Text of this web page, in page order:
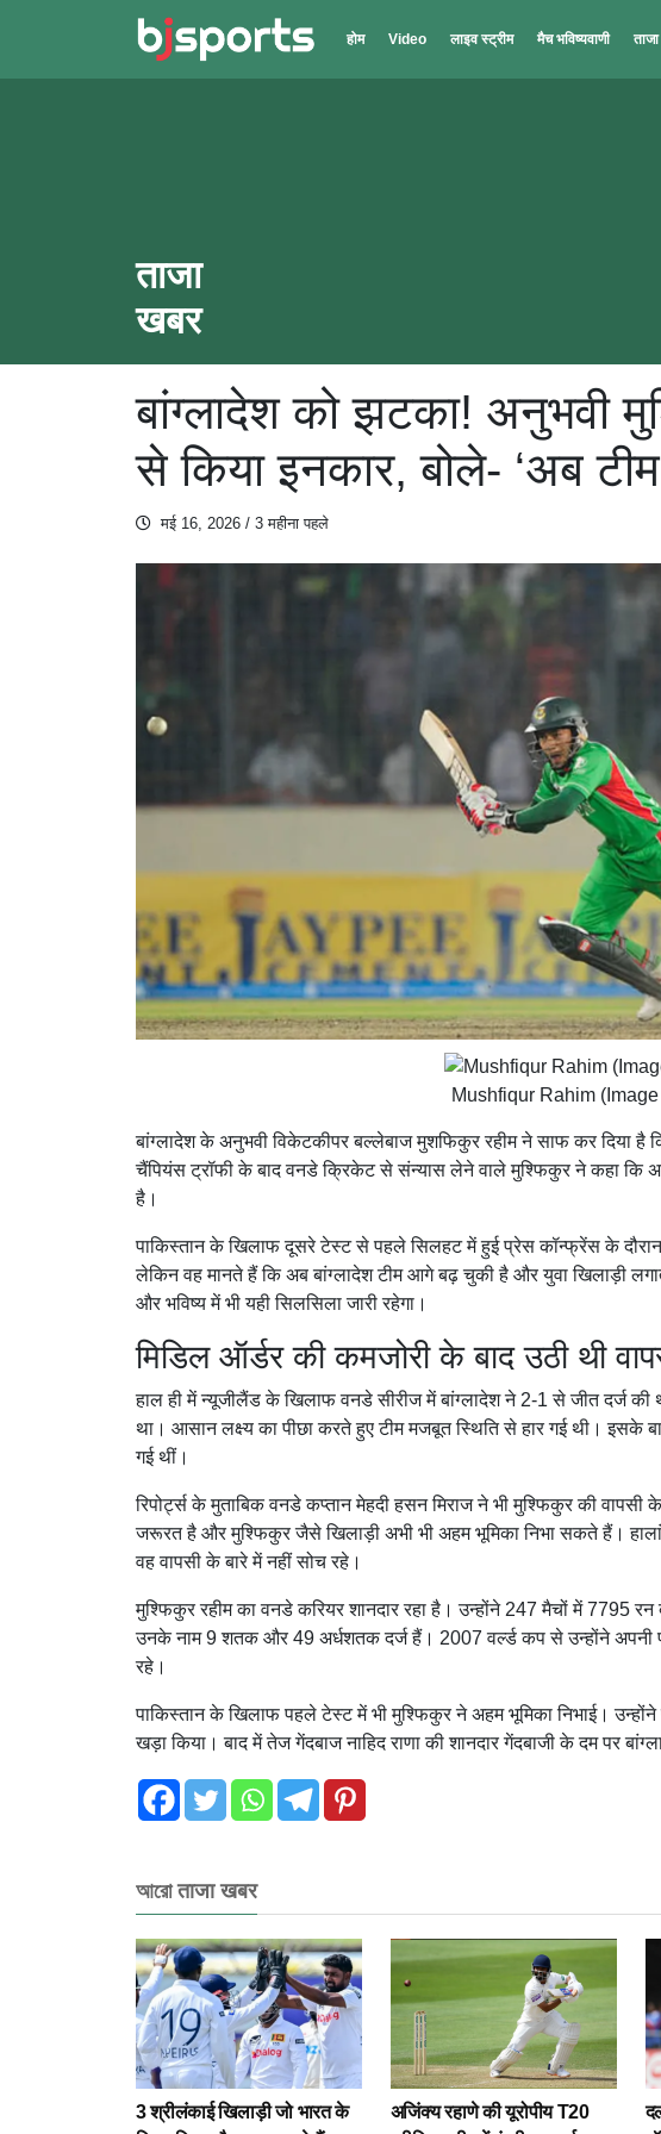
Skip to main content
होम Video लाइव स्ट्रीम मैच भविष्यवाणी
ताजा
खबर
बांग्लादेश को झटका! अनुभवी
से किया इनकार, बोले- ‘अब
मई 16, 2026 / 3 महीना पहले
Mushfiqur Rahim
बांग्लादेशके अनुभवी विकेटकीपर बल्लेबाजमुशफिकुर रहीमने साफ कर दिया है
चैंपियंस ट्रॉफी के बाद वनडे क्रिकेट से संन्यास लेने वाले मुश्फिकुर ने कहा कि
है।
पाकिस्तानके खिलाफ दूसरे टेस्ट से पहले सिलहट में हुई प्रेस कॉन्फ्रेंस के
लेकिन वह मानते हैं कि अब बांग्लादेश टीम आगे बढ़ चुकी है और युवा खिलाड़ी
और भविष्य में भी यही सिलसिला जारी रहेगा।
मिडिल ऑर्डर की कमजोरी के बाद उठी थी
हाल ही में न्यूजीलैंड के खिलाफ वनडे सीरीज में बांग्लादेश ने 2-1 से जीत दर्ज की
था। आसान लक्ष्य का पीछा करते हुए टीम मजबूत स्थिति से हार गई थी। इसके
गई थीं।
रिपोर्ट्स के मुताबिक वनडे कप्तान मेहदी हसन मिराज ने भी मुश्फिकुर की
जरूरत है और मुश्फिकुर जैसे खिलाड़ी अभी भी अहम भूमिका निभा सकते हैं।
वह वापसी के बारे में नहीं सोच रहे।
मुश्फिकुर रहीम का वनडे करियर शानदार रहा है। उन्होंने 247 मैचों में 7795
उनके नाम 9 शतक और 49 अर्धशतक दर्ज हैं। 2007 वर्ल्ड कप से उन्होंने अपनी
रहे।
पाकिस्तान के खिलाफ पहले टेस्ट में भी मुश्फिकुर ने अहम भूमिका निभाई।
खड़ा किया। बाद में तेज गेंदबाज नाहिद राणा की शानदार गेंदबाजी के दम पर
আরো ताजा खबर
3 श्रीलंकाई खिलाड़ी जो भारत के
अजिंक्य रहाणे की यूरोपीय T20